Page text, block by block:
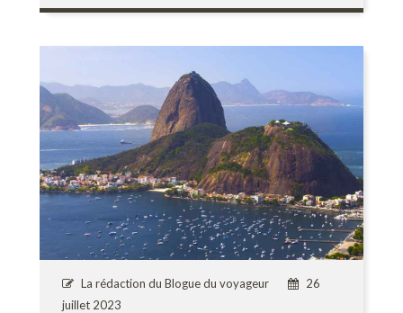
La rédaction du Blogue du voyageur
26
juillet 2023